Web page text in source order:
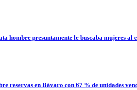
hombre presuntamente le buscaba mujeres al
reservas en Bávaro con 67 % de unidades